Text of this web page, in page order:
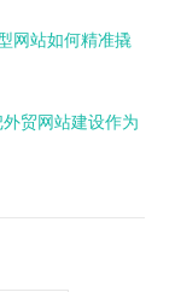
网站如何精准撬
贸网站建设作为